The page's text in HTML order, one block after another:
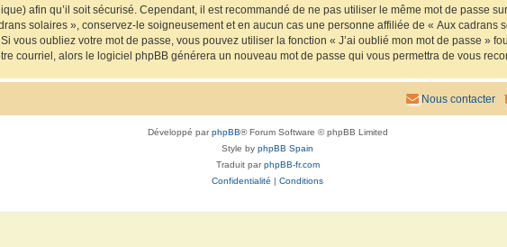
afin qu’il soit sécurisé. Cependant, il est recommandé de ne pas utiliser le même mot de passe
solaires », conservez-le soigneusement et en aucun cas une personne affiliée de « Aux cadrans
vous oubliez votre mot de passe, vous pouvez utiliser la fonction « J’ai oublié mon mot de passe »
courriel, alors le logiciel phpBB générera un nouveau mot de passe qui vous permettra de vous
Nous contacter
Développé parphpBB® Forum Software © phpBB Limited
Style by phpBB Spain
Traduit parphpBB-fr.com
Confidentialité
Conditions